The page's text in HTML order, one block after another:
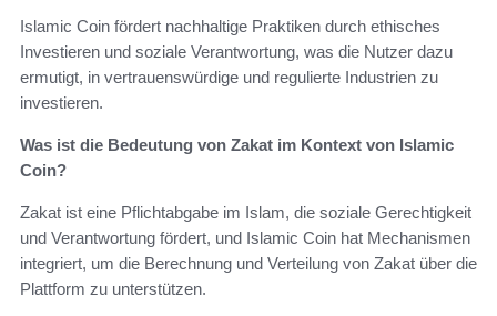
Islamic Coin fördert nachhaltige Praktiken durch ethisches
Investieren und soziale Verantwortung, was die Nutzer dazu
ermutigt, in vertrauenswürdige und regulierte Industrien zu
investieren.
Was ist die Bedeutung von Zakat im Kontext von Islamic
Coin?
Zakat ist eine Pflichtabgabe im Islam, die soziale Gerechtigkeit
und Verantwortung fördert, und Islamic Coin hat Mechanismen
integriert, um die Berechnung und Verteilung von Zakat über die
Plattform zu unterstützen.